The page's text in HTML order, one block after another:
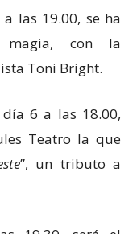
las 19.00, se ha
magia, con la
Toni Bright.
6 a las 18.00,
Teatro la que
”, un tributo a